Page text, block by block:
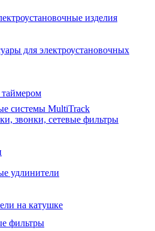
изделия
для электроустановочных
таймером
системы MultiTrack
звонки, сетевые фильтры
удлинители
на катушке
фильтры